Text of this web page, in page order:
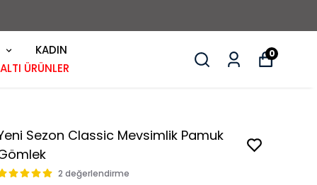
KADIN
ÜRÜNLER
0
Sezon Classic Mevsimlik Pamuk
2 değerlendirme